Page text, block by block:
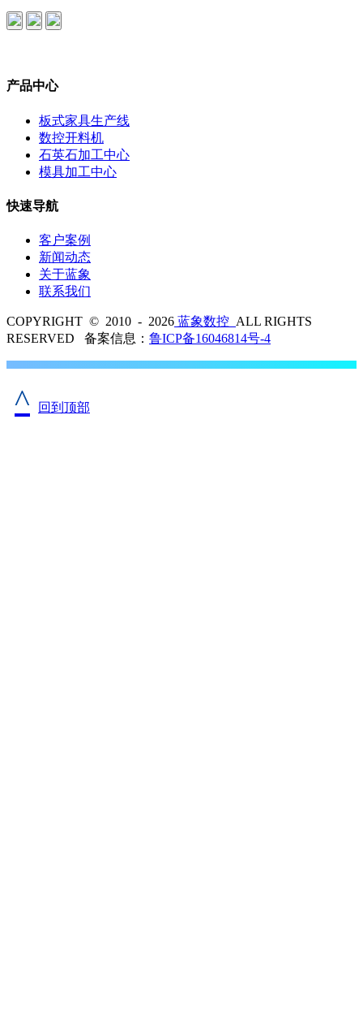
产品中心
板式家具生产线
数控开料机
石英石加工中心
模具加工中心
快速导航
客户案例
新闻动态
关于蓝象
联系我们
COPYRIGHT © 2010 - 2026 蓝象数控 ALL RIGHTS
RESERVED 备案信息： 鲁ICP备16046814号-4
^ 回到顶部